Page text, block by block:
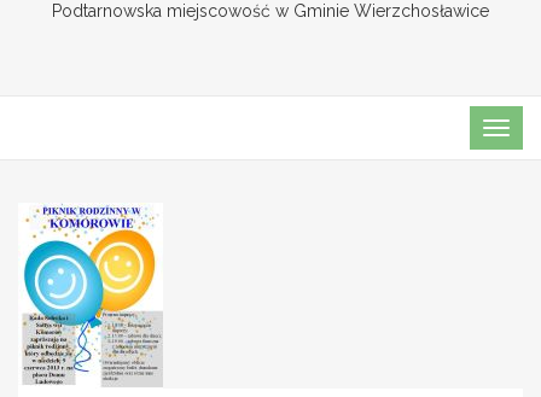
Podtarnowska miejscowość w Gminie Wierzchosławice